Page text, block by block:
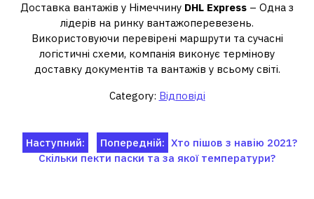
Доставка вантажів у Німеччину DHL Express – Одна з
лідерів на ринку вантажоперевезень.
Використовуючи перевірені маршрути та сучасні
логістичні схеми, компанія виконує термінову
доставку документів та вантажів у всьому світі.
Category: Відповіді
Навігація
записів
Попередній: Хто пішов з навію 2021?
Наступний:
Скільки пекти паски та за якої температури?